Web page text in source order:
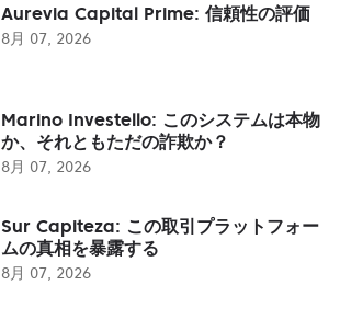
Aurevia Capital Prime: 信頼性の評価
8月 07, 2026
Marino Investello: このシステムは本物
か、それともただの詐欺か？
8月 07, 2026
Sur Capiteza: この取引プラットフォー
ムの真相を暴露する
8月 07, 2026